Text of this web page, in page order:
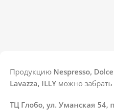
Продукцию Nespresso,
Lavazza, ILLY можно забрать
ТЦ Глобо, ул. Уманская 54,